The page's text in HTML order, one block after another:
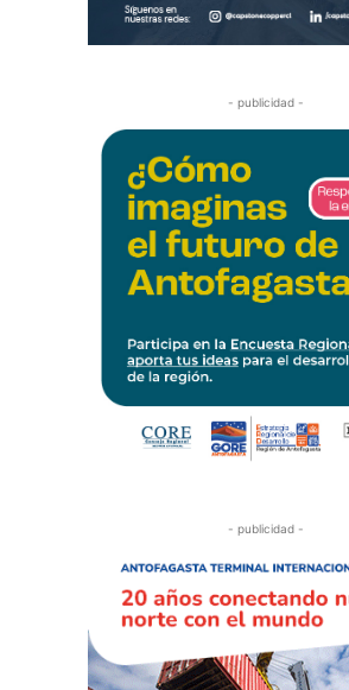
- publicidad -
- publicidad -